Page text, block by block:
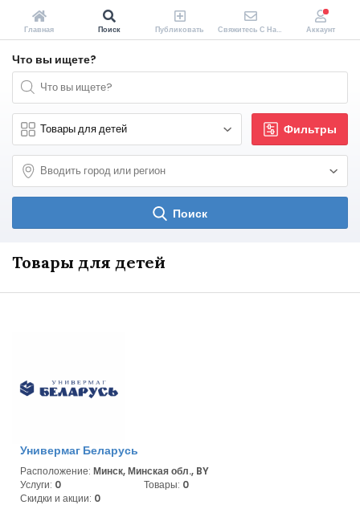
Что вы ищете?
Фильтры
Поиск
Товары для детей
Универмаг Беларусь
Расположение: Минск, Минская обл., BY
Услуги: 0 Товары: 0
Скидки и акции: 0
Главная Поиск Публиковать Свяжитесь С Нами Аккаунт